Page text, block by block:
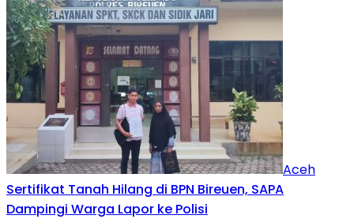
Aceh
Sertifikat Tanah Hilang di BPN Bireuen, SAPA
Dampingi Warga Lapor ke Polisi